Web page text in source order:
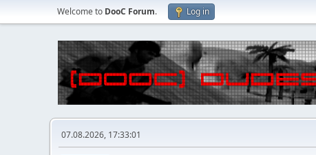
Welcome to DooC Forum. Log in
07.08.2026, 17:33:01